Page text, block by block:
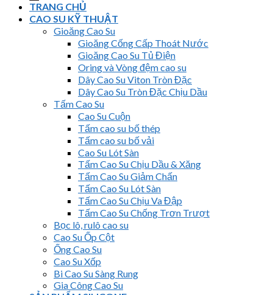
TRANG CHỦ
CAO SU KỸ THUẬT
Gioăng Cao Su
Gioăng Cống Cấp Thoát Nước
Gioăng Cao Su Tủ Điện
Oring và Vòng đệm cao su
Dây Cao Su Viton Tròn Đặc
Dây Cao Su Tròn Đặc Chịu Dầu
Tấm Cao Su
Cao Su Cuộn
Tấm cao su bố thép
Tấm cao su bố vải
Cao Su Lót Sàn
Tấm Cao Su Chịu Dầu & Xăng
Tấm Cao Su Giảm Chấn
Tấm Cao Su Lót Sàn
Tấm Cao Su Chịu Va Đập
Tấm Cao Su Chống Trơn Trượt
Bọc lô, rulô cao su
Cao Su Ốp Cột
Ống Cao Su
Cao Su Xốp
Bi Cao Su Sàng Rung
Gia Công Cao Su